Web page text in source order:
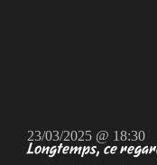
23/03/2025 @ 18:30
Longtemps, ce